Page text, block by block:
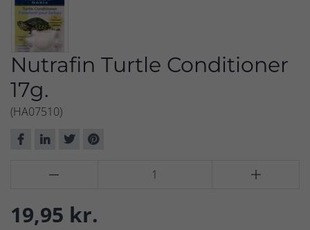
Nutrafin Turtle Conditioner
17g.
(HA07510)
 
19,95 kr.